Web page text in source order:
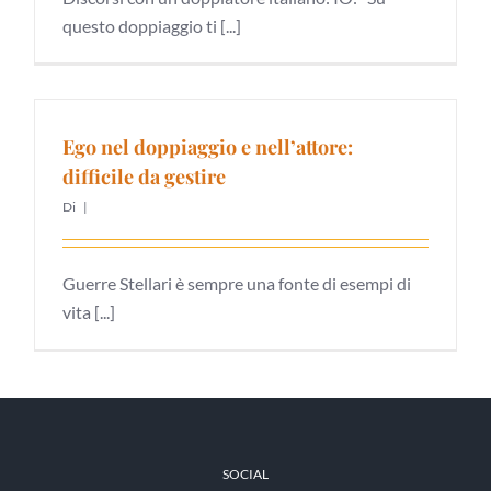
questo doppiaggio ti [...]
Ego nel doppiaggio e nell’attore:
difficile da gestire
Di |
Guerre Stellari è sempre una fonte di esempi di
vita [...]
SOCIAL